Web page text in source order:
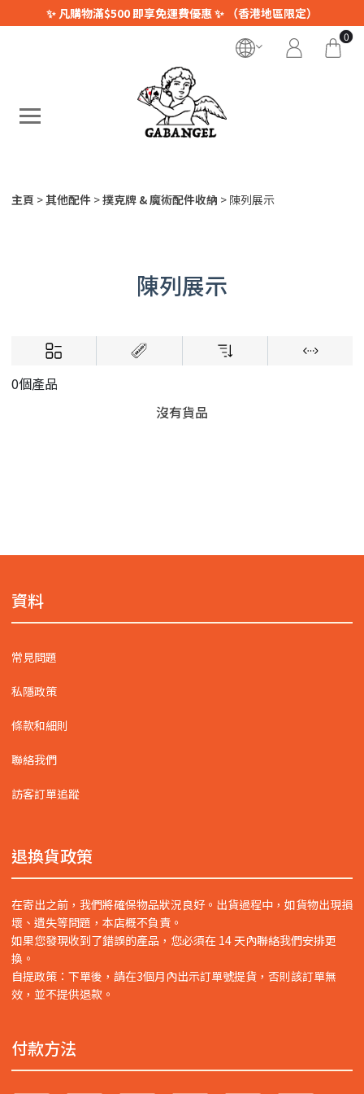
✨ 凡購物滿$500 即享免運費優惠 ✨ （香港地區限定）
0
主頁 其他配件 撲克牌 & 魔術配件收納 陳列展示
陳列展示
0個產品
沒有貨品
資料
常見問題
私隱政策
條款和細則
聯絡我們
訪客訂單追蹤
退換貨政策
在寄出之前，我們將確保物品狀況良好。出貨過程中，如貨物出現損
壞、遺失等問題，本店概不負責。
如果您發現收到了錯誤的產品，您必須在 14 天內聯絡我們安排更
換。
自提政策：下單後，請在3個月內出示訂單號提貨，否則該訂單無
效，並不提供退款。
付款方法